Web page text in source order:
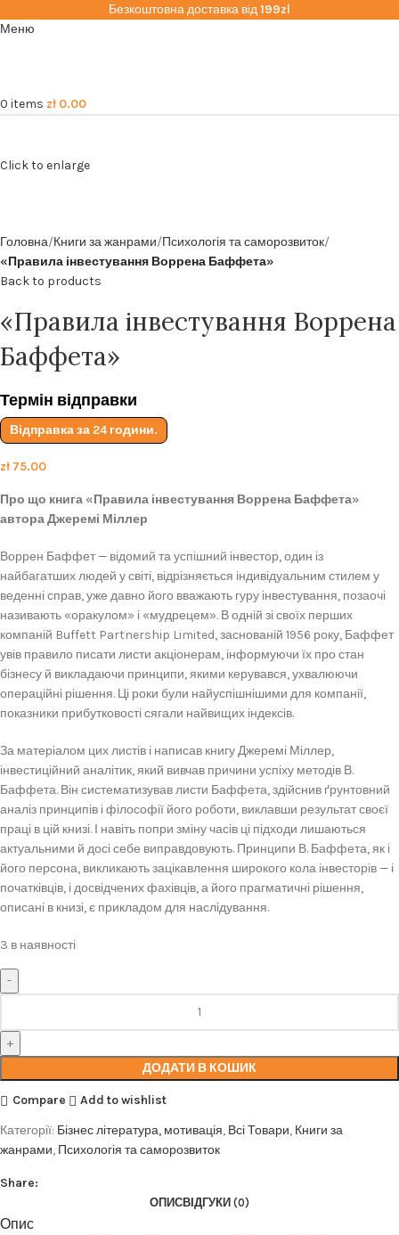
Безкоштовна доставка від199zl
Меню
0 items zł 0.00
Click to enlarge
Головна Книги за жанрами Психологія та саморозвиток
«Правила інвестування Воррена Баффета»
Back to products
«Правила інвестування Воррена
Баффета»
Термін відправки
Відправка за 24 години.
zł 75.00
Про що книга «Правила інвестування Воррена Баффета»
автора Джеремі Міллер
Воррен Баффет — відомий та успішний інвестор, один із
найбагатших людей у світі, відрізняється індивідуальним стилем у
веденні справ, уже давно його вважають гуру інвестування, позаочі
називають «оракулом» і «мудрецем». В одній зі своїх перших
компаній Buffett Partnership Limited, заснованій 1956 року, Баффет
увів правило писати листи акціонерам, інформуючи їх про стан
бізнесу й викладаючи принципи, якими керувався, ухвалюючи
операційні рішення. Ці роки були найуспішнішими для компанії,
показники прибутковості сягали найвищих індексів.
За матеріалом цих листів і написав книгу Джеремі Міллер,
інвестиційний аналітик, який вивчав причини успіху методів В.
Баффета. Він систематизував листи Баффета, здійснив ґрунтовний
аналіз принципів і філософії його роботи, виклавши результат своєї
праці в цій книзі. І навіть попри зміну часів ці підходи лишаються
актуальними й досі себе виправдовують. Принципи В. Баффета, як і
його персона, викликають зацікавлення широкого кола інвесторів — і
початківців, і досвідчених фахівців, а його прагматичні рішення,
описані в книзі, є прикладом для наслідування.
3 в наявності
ДОДАТИ В КОШИК
Compare
Add to wishlist
Категорії: Бізнес література, мотивація, Всі Товари, Книги за
жанрами, Психологія та саморозвиток
Share:
ОПИСВІДГУКИ (0)
Опис